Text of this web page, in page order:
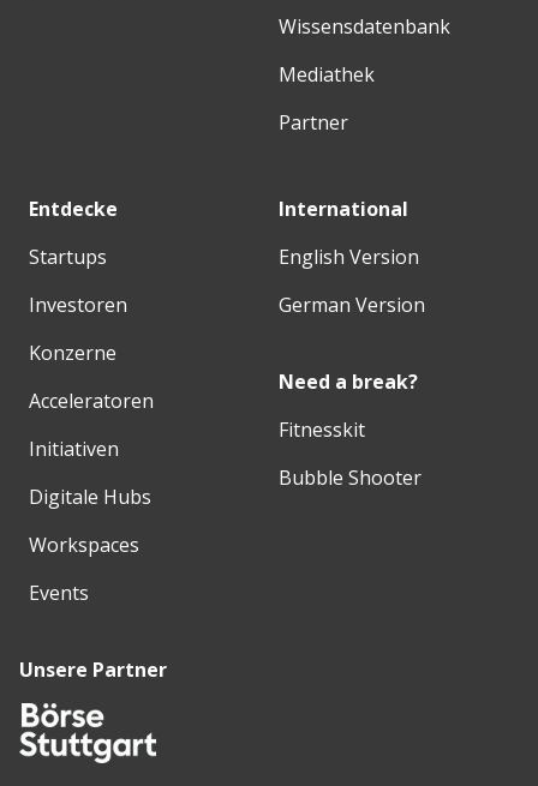
Wissensdatenbank
Mediathek
Partner
Entdecke
Startups
Investoren
Konzerne
Acceleratoren
Initiativen
Digitale Hubs
Workspaces
Events
International
English Version
German Version
Need a break?
Fitnesskit
Bubble Shooter
Unsere Partner